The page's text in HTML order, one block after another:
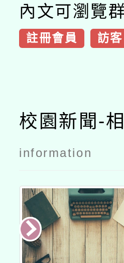
內文可瀏覽
註冊會員 訪客
校園新聞-
information